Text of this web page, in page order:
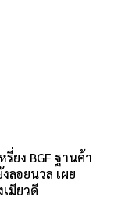
ยง BGF ฐานค้า
อยนวล เผย
มียวดี